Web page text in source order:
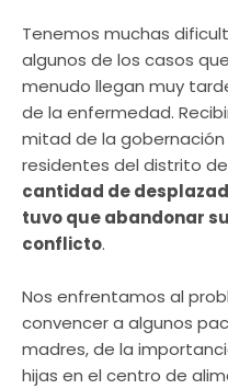
Tenemos muchas
algunos de los casos
menudo llegan muy
de la enfermedad.
mitad de la gobernación
residentes del distrito de
cantidad de
tuvo que abandonar
conflicto.
Nos enfrentamos al
convencer a algunos
madres, de la
hijas en el centro de